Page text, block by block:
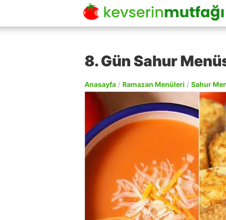
8. Gün Sahur
Anasayfa / Ramazan Menüleri / Sahur